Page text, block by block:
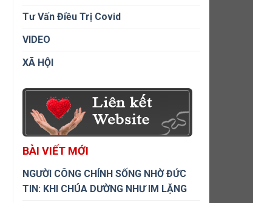
Tư Vấn Điều Trị Covid
VIDEO
XÃ HỘI
BÀI VIẾT MỚI
NGƯỜI CÔNG CHÍNH SỐNG NHỜ ĐỨC
TIN: KHI CHÚA DƯỜNG NHƯ IM LẶNG